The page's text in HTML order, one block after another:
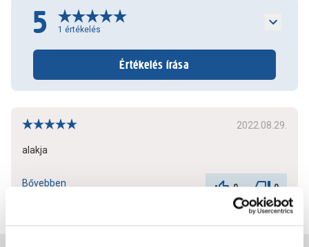
5 1 értékelés
Értékelés írása
2022.08.29.
alakja
Bővebben 0 0